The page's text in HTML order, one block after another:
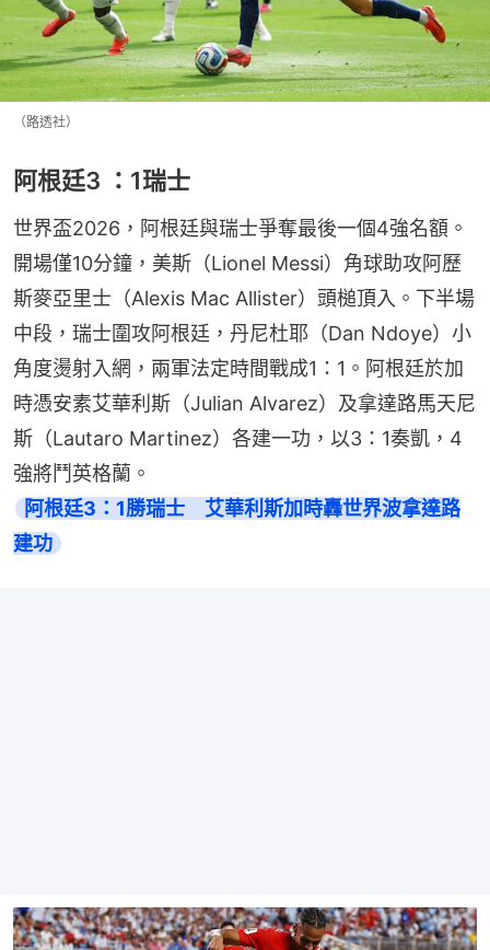
（路透社）
阿根廷3 ：1瑞士
世界盃2026，阿根廷與瑞士爭奪最後一個4強名額。
開場僅10分鐘，美斯（Lionel Messi）角球助攻阿歷
斯麥亞里士（Alexis Mac Allister）頭槌頂入。下半場
中段，瑞士圍攻阿根廷，丹尼杜耶（Dan Ndoye）小
角度燙射入網，兩軍法定時間戰成1：1。阿根廷於加
時憑安素艾華利斯（Julian Alvarez）及拿達路馬天尼
斯（Lautaro Martinez）各建一功，以3：1奏凱，4
強將鬥英格蘭。
阿根廷3：1勝瑞士　艾華利斯加時轟世界波拿達路
建功